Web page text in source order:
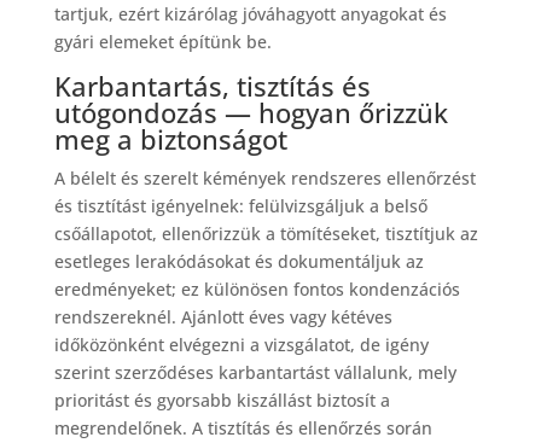
tartjuk, ezért kizárólag jóváhagyott anyagokat és
gyári elemeket építünk be.
Karbantartás, tisztítás és
utógondozás — hogyan őrizzük
meg a biztonságot
A bélelt és szerelt kémények rendszeres ellenőrzést
és tisztítást igényelnek: felülvizsgáljuk a belső
csőállapotot, ellenőrizzük a tömítéseket, tisztítjuk az
esetleges lerakódásokat és dokumentáljuk az
eredményeket; ez különösen fontos kondenzációs
rendszereknél. Ajánlott éves vagy kétéves
időközönként elvégezni a vizsgálatot, de igény
szerint szerződéses karbantartást vállalunk, mely
prioritást és gyorsabb kiszállást biztosít a
megrendelőnek. A tisztítás és ellenőrzés során